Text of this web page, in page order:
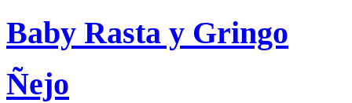
Baby Rasta y Gringo
Ñejo